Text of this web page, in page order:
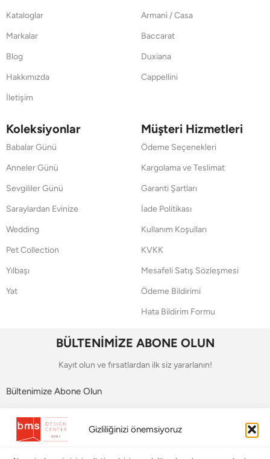
Gizliliğinizi önemsiyoruz
Kataloglar
Markalar
Blog
Hakkımızda
İletişim
Armani / Casa
Baccarat
Duxiana
Cappellini
Koleksiyonlar
Babalar Günü
Anneler Günü
Sevgililer Günü
Saraylardan Evinize
Wedding
Pet Collection
Yılbaşı
Yat
Müşteri Hizmetleri
Ödeme Seçenekleri
Kargolama ve Teslimat
Garanti Şartları
İade Politikası
Kullanım Koşulları
KVKK
Mesafeli Satış Sözleşmesi
Ödeme Bildirimi
Hata Bildirim Formu
BÜLTENİMİZE ABONE OLUN
Kayıt olun ve fırsatlardan ilk siz yararlanın!
Bültenimize Abone Olun